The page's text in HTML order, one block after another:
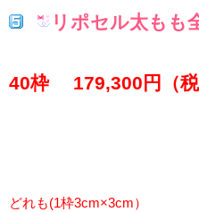
リポセル太もも
40枠 179,300円（税
どれも(1枠3cm×3cm）